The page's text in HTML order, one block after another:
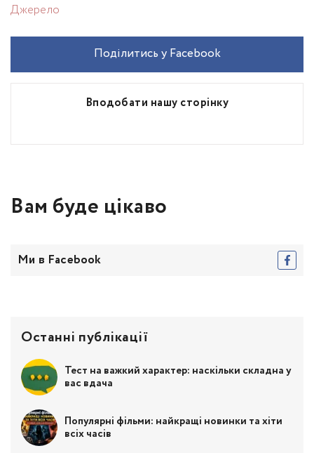
Джерело
Вподобати нашу сторінку
Поділитись у Facebook
Вам буде цікаво
Ми в Facebook
Останні публікації
Тест на важкий характер: наскільки складна у
вас вдача
Популярні фільми: найкращі новинки та хіти
всіх часів